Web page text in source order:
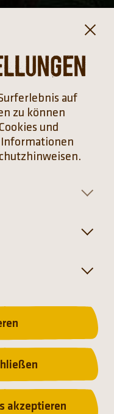
auf
zu können
und
akzeptieren